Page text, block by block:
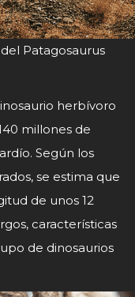
Patagosaurus
herbívoro
millones de
Según los
se estima que
de unos 12
características
de dinosaurios